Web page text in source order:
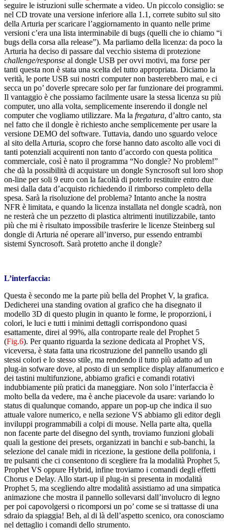
seguire le istruzioni sulle schermate a video. Un piccolo consiglio: se
nel CD trovate una versione inferiore alla 1.1, correte subito sul sito
della Arturia per scaricare l’aggiornamento in quanto nelle prime
versioni c’era una lista interminabile di bugs (quelli che io chiamo “i
bugs della corsa alla release”). Ma parliamo della licenza: da poco la
Arturia ha deciso di passare dal vecchio sistema di protezione
challenge/response al dongle USB per ovvi motivi, ma forse per
tanti questa non è stata una scelta del tutto appropriata. Diciamo la
verità, le porte USB sui nostri computer non basterebbero mai, e ci
secca un po’ doverle sprecare solo per far funzionare dei programmi.
Il vantaggio è che possiamo facilmente usare la stessa licenza su più
computer, uno alla volta, semplicemente inserendo il dongle nel
computer che vogliamo utilizzare. Ma la fregatura, d’altro canto, sta
nel fatto che il dongle è richiesto anche semplicemente per usare la
versione DEMO del software. Tuttavia, dando uno sguardo veloce
al sito della Arturia, scopro che forse hanno dato ascolto alle voci di
tanti potenziali acquirenti non tanto d’accordo con questa politica
commerciale, così è nato il programma “No dongle? No problem!”
che dà la possibilità di acquistare un dongle Syncrosoft sul loro shop
on-line per soli 9 euro con la facoltà di poterlo restituire entro due
mesi dalla data d’acquisto richiedendo il rimborso completo della
spesa. Sarà la risoluzione del problema? Intanto anche la nostra
NFR è limitata, e quando la licenza installata nel dongle scadrà, non
ne resterà che un pezzetto di plastica altrimenti inutilizzabile, tanto
più che mi è risultato impossibile trasferire le licenze Steinberg sul
dongle di Arturia né operare all’inverso, pur essendo entrambi
sistemi Syncrosoft. Sarà protetto anche il dongle?
L’interfaccia:
Questa è secondo me la parte più bella del Prophet V, la grafica.
Dedicherei una standing ovation al grafico che ha disegnato il
modello 3D di questo plugin in quanto le forme, le proporzioni, i
colori, le luci e tutti i minimi dettagli corrispondono quasi
esattamente, direi al 99%, alla controparte reale del Prophet 5
(Fig.6). Per quanto riguarda la sezione dedicata al Prophet VS,
viceversa, è stata fatta una ricostruzione del pannello usando gli
stessi colori e lo stesso stile, ma rendendo il tutto più adatto ad un
plug-in sofware dove, al posto di un semplice display alfanumerico e
dei tastini multifunzione, abbiamo grafici e comandi rotativi
indubbiamente più pratici da maneggiare. Non solo l’interfaccia è
molto bella da vedere, ma è anche piacevole da usare: variando lo
status di qualunque comando, appare un pop-up che indica il suo
attuale valore numerico, e nella sezione VS abbiamo gli editor degli
inviluppi programmabili a colpi di mouse. Nella parte alta, quella
non facente parte del disegno del synth, troviamo funzioni globali
quali la gestione dei presets, organizzati in banchi e sub-banchi, la
selezione del canale midi in ricezione, la gestione della polifonia, i
tre pulsanti che ci consentono di scegliere fra la modalità Prophet 5,
Prophet VS oppure Hybrid, infine troviamo i comandi degli effetti
Chorus e Delay. Allo start-up il plug-in si presenta in modalità
Prophet 5, ma scegliendo altre modalità assistiamo ad una simpatica
animazione che mostra il pannello sollevarsi dall’involucro di legno
per poi capovolgersi o ricomporsi un po’ come se si trattasse di una
sdraio da spiaggia! Beh, al di là dell’aspetto scenico, ora conosciamo
nel dettaglio i comandi dello strumento.